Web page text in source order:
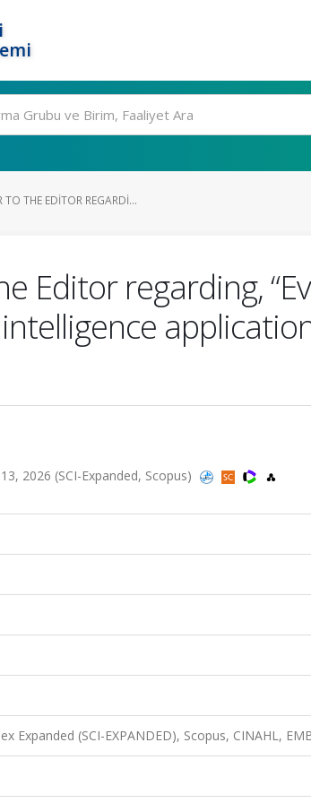
TO THE EDITOR REGARDI...
Editor regarding,
2026 (SCI-Expanded, Scopus)
Expanded (SCI-EXPANDED), Scopus, CINAHL,